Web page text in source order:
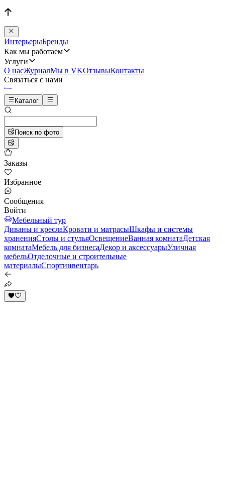
ИнтерьерыБренды
Как мы работаем
Услуги
О насЖурналМы в VKОтзывыКонтакты
Связаться с нами
Каталог
Поиск по фото
Заказы
Избранное
Сообщения
Войти
Мебельный тур
Диваны и креслаКровати и матрасыШкафы и системы
храненияСтолы и стульяОсвещениеВанная комнатаДетская
комнатаМебель для бизнесаДекор и аксессуарыУличная
мебельОтделочные и строительные
материалыСпортинвентарь